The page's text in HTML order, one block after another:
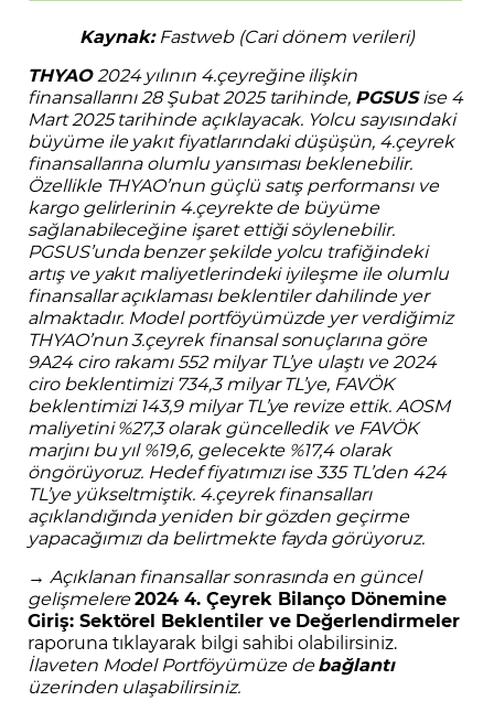
Kaynak:Fastweb (Cari dönem verileri)
THYAO2024 yılının 4.çeyreğine ilişkin
finansallarını 28 Şubat 2025 tarihinde, PGSUSise 4
Mart 2025 tarihinde açıklayacak. Yolcu sayısındaki
büyüme ile yakıt fiyatlarındaki düşüşün, 4.çeyrek
finansallarına olumlu yansıması beklenebilir.
Özellikle THYAO’nun güçlü satış performansı ve
kargo gelirlerinin 4.çeyrekte de büyüme
sağlanabileceğine işaret ettiği söylenebilir.
PGSUS’unda benzer şekilde yolcu trafiğindeki
artış ve yakıt maliyetlerindeki iyileşme ile olumlu
finansallar açıklaması beklentiler dahilinde yer
almaktadır. Model portföyümüzde yer verdiğimiz
THYAO’nun 3.çeyrek finansal sonuçlarına göre
9A24 ciro rakamı 552 milyar TL’ye ulaştı ve 2024
ciro beklentimizi 734,3 milyar TL’ye, FAVÖK
beklentimizi 143,9 milyar TL’ye revize ettik. AOSM
maliyetini %27,3 olarak güncelledik ve FAVÖK
marjını bu yıl %19,6, gelecekte %17,4 olarak
öngörüyoruz. Hedef fiyatımızı ise 335 TL’den 424
TL’ye yükseltmiştik. 4.çeyrek finansalları
açıklandığında yeniden bir gözden geçirme
yapacağımızı da belirtmekte fayda görüyoruz.
→ Açıklanan finansallar sonrasında en güncel
gelişmelere2024 4. Çeyrek Bilanço Dönemine
Giriş: Sektörel Beklentiler ve Değerlendirmeler
raporuna tıklayarak bilgi sahibi olabilirsiniz.
İlaveten Model Portföyümüze debağlantı
üzerinden ulaşabilirsiniz.